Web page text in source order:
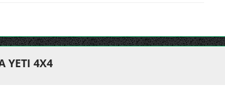
YETI 4X4